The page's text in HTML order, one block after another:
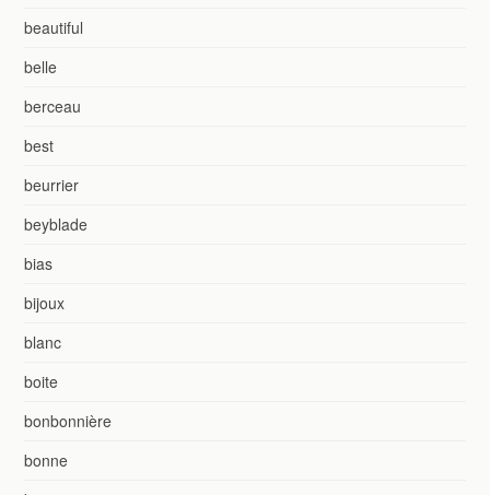
beautiful
belle
berceau
best
beurrier
beyblade
bias
bijoux
blanc
boite
bonbonnière
bonne